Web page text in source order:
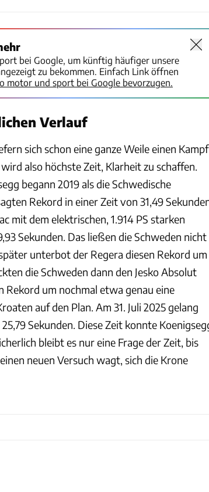
bei Google, um künftig häufiger unsere
zu bekommen. Einfach Link öffnen
motor und sport bei Google bevorzugen.
Verlauf
sich schon eine ganze Weile einen Kampf
also höchste Zeit, Klarheit zu schaffen.
begann 2019 als die Schwedische
Rekord in einer Zeit von 31,49
mit dem elektrischen, 1.914 PS starken
Sekunden. Das ließen die Schweden nicht
unterbot der Regera diesen Rekord um
die Schweden dann den Jesko Absolut
um nochmal etwa genau eine
auf den Plan. Am 31. Juli 2025 gelang
Sekunden. Diese Zeit konnte
bleibt es nur eine Frage der Zeit, bis
neuen Versuch wagt, sich die Krone